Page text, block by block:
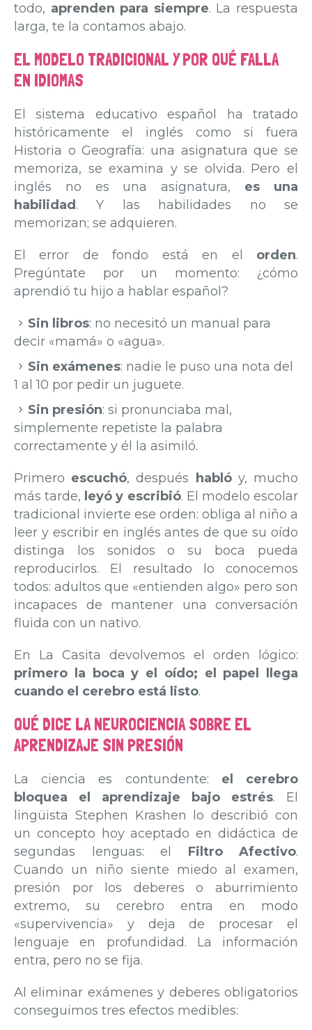
todo, aprenden para siempre. La respuesta
larga, te la contamos abajo.
EL MODELO TRADICIONAL Y POR QUÉ FALLA
EN IDIOMAS
El sistema educativo español ha tratado
históricamente el inglés como si fuera
Historia o Geografía: una asignatura que se
memoriza, se examina y se olvida. Pero el
inglés no es una asignatura, es una
habilidad . Y las habilidades no se
memorizan; se adquieren.
El error de fondo está en el orden.
Pregúntate por un momento: ¿cómo
aprendió tu hijo a hablar español?
Sin libros: no necesitó un manual para
decir «mamá» o «agua».
Sin exámenes: nadie le puso una nota del
1 al 10 por pedir un juguete.
Sin presión: si pronunciaba mal,
simplemente repetiste la palabra
correctamente y él la asimiló.
Primero escuchó, después hablóy, mucho
más tarde, leyó y escribió. El modelo escolar
tradicional invierte ese orden: obliga al niño a
leer y escribir en inglés antes de que su oído
distinga los sonidos o su boca pueda
reproducirlos. El resultado lo conocemos
todos: adultos que «entienden algo» pero son
incapaces de mantener una conversación
fluida con un nativo.
En La Casita devolvemos el orden lógico:
primero la boca y el oído; el papel llega
cuando el cerebro está listo.
QUÉ DICE LA NEUROCIENCIA SOBRE EL
APRENDIZAJE SIN PRESIÓN
La ciencia es contundente: el cerebro
bloquea el aprendizaje bajo estrés. El
lingüista Stephen Krashen lo describió con
un concepto hoy aceptado en didáctica de
segundas lenguas: el Filtro Afectivo.
Cuando un niño siente miedo al examen,
presión por los deberes o aburrimiento
extremo, su cerebro entra en modo
«supervivencia» y deja de procesar el
lenguaje en profundidad. La información
entra, pero no se fija.
Al eliminar exámenes y deberes obligatorios
conseguimos tres efectos medibles: